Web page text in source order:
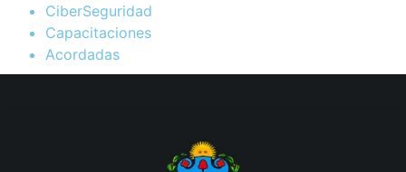
CiberSeguridad
Capacitaciones
Acordadas